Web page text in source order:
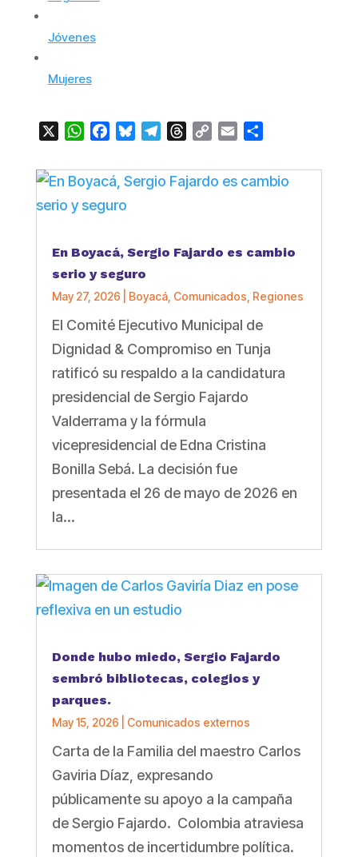
Jóvenes
Mujeres
WhatsApp
FacebookBlueskyTelegramThreads
Copy Email
En Boyacá, Sergio Fajardo es cambio
serio y seguro
May 27, 2026 Boyacá, Comunicados Regiones
El Comité Ejecutivo Municipal de
Dignidad & Compromiso en Tunja
ratificó su respaldo a la candidatura
presidencial de Sergio Fajardo
Valderrama y la fórmula
vicepresidencial de Edna Cristina
Bonilla Sebá. La decisión fue
presentada el 26 de mayo de 2026 en
la...
Donde hubo miedo, Sergio Fajardo
sembró bibliotecas, colegios y
parques.
May 15, 2026 Comunicados externos
Carta de la Familia del maestro Carlos
Gaviria Díaz, expresando
públicamente su apoyo a la campaña
de Sergio Fajardo. Colombia atraviesa
momentos de incertidumbre política.